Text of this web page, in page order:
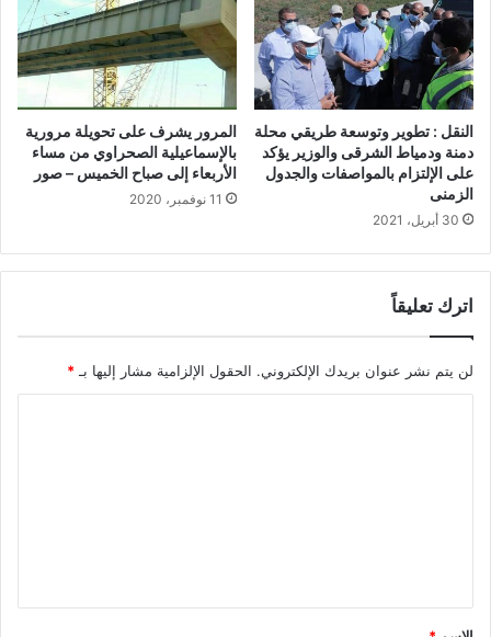
النقل : تطوير وتوسعة طريقي محلة
دمنة ودمياط الشرقى والوزير يؤكد
على الإلتزام بالمواصفات والجدول
الزمنى
30 أبريل، 2021
المرور يشرف على تحويلة مرورية
بالإسماعيلية الصحراوي من مساء
الأربعاء إلى صباح الخميس – صور
11 نوفمبر، 2020
اترك تعليقاً
لن يتم نشر عنوان بريدك الإلكتروني. الحقول الإلزامية مشار إليها بـ *
ق